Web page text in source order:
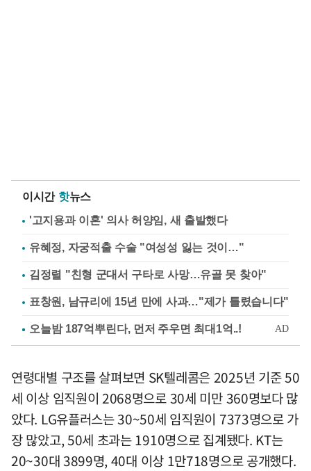
이시간 핫뉴스
'고지용과 이혼' 의사 허양임, 새 출발했다
유혜정, 자궁적출 수술 "여성성 잃는 것이…"
김정렬 "친형 군대서 구타로 사망…유골 못 찾아"
표창원, 남규리에 15년 만에 사과…"제가 틀렸습니다"
연령대별 구조를 살펴보면 SK텔레콤은 2025년 기준 50
세 이상 임직원이 2068명으로 30세 미만 360명보다 많
았다. LG유플러스는 30~50세 임직원이 7373명으로 가
장 많았고, 50세 초과는 1910명으로 집계됐다. KT는
20~30대 3899명, 40대 이상 1만718명으로 공개했다.